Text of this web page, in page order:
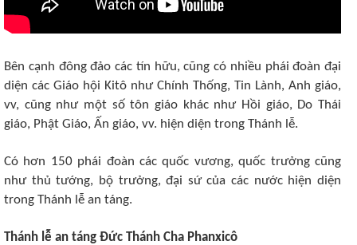
Bên cạnh đông đảo các tín hữu, cũng có nhiều phái đoàn đại
diện các Giáo hội Kitô như Chính Thống, Tin Lành, Anh giáo,
vv, cũng như một số tôn giáo khác như Hồi giáo, Do Thái
giáo, Phật Giáo, Ấn giáo, vv. hiện diện trong Thánh lễ.
Có hơn 150 phái đoàn các quốc vương, quốc trưởng cũng
như thủ tướng, bộ trưởng, đại sứ của các nước hiện diện
trong Thánh lễ an táng.
Thánh lễ an táng Đức Thánh Cha Phanxicô